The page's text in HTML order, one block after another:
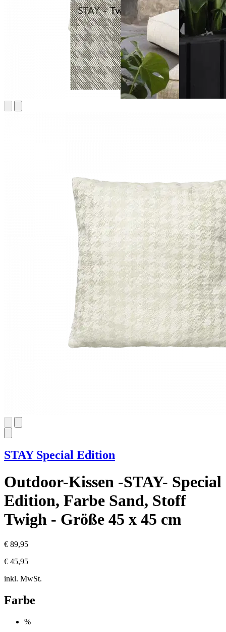
STAY Special Edition
Outdoor-Kissen -STAY- Special
Edition, Farbe Sand, Stoff
Twigh - Größe 45 x 45 cm
€ 89,95
€ 45,95
inkl. MwSt.
Farbe
%